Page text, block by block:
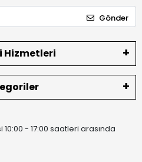
Gönder
Hizmetleri
- 17:00 saatleri arasında